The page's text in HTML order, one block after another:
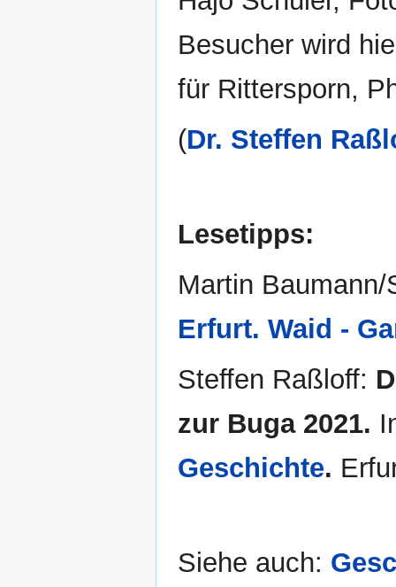
Besucher wird
für Rittersporn,
(Dr. Steffen
Lesetipps:
Martin
Erfurt. Waid -
Steffen Raßloff:
zur Buga 2021.
Geschichte.
Siehe auch: